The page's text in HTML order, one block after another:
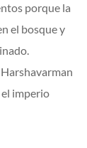
porque la
el bosque y
imperio